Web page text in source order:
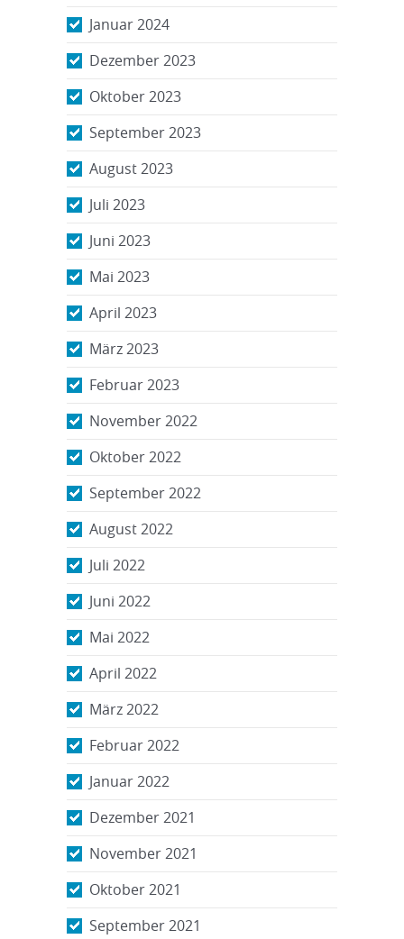
Januar 2024
Dezember 2023
Oktober 2023
September 2023
August 2023
Juli 2023
Juni 2023
Mai 2023
April 2023
März 2023
Februar 2023
November 2022
Oktober 2022
September 2022
August 2022
Juli 2022
Juni 2022
Mai 2022
April 2022
März 2022
Februar 2022
Januar 2022
Dezember 2021
November 2021
Oktober 2021
September 2021